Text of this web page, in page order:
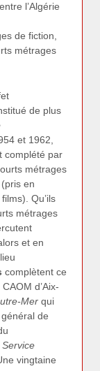
l’Algérie
de fiction,
métrages
de plus
et 1962,
complété par
métrages
en
Qu’ils
métrages
et en
complètent ce
d’Aix-
Mer qui
de
Service
vingtaine